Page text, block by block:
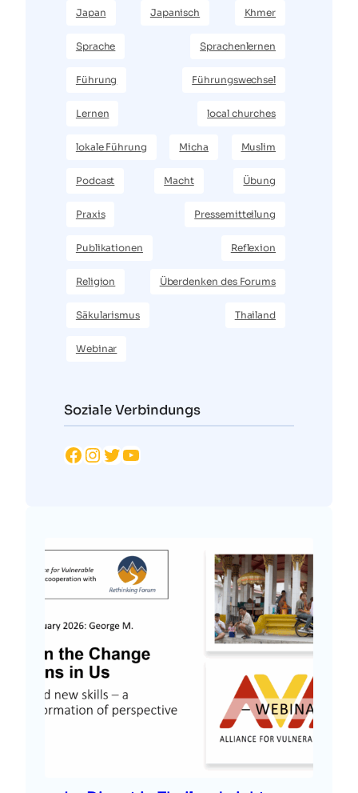
Japan Japanisch Khmer
Sprache Sprachenlernen
Führung Führungswechsel
Lernen local churches
lokale Führung Micha Muslim
Podcast Macht Übung
Praxis Pressemitteilung
Publikationen Reflexion
Religion Überdenken des Forums
Säkularismus Thailand
Webinar
Soziale Verbindungs
Facebook Instagram Twitter YouTube